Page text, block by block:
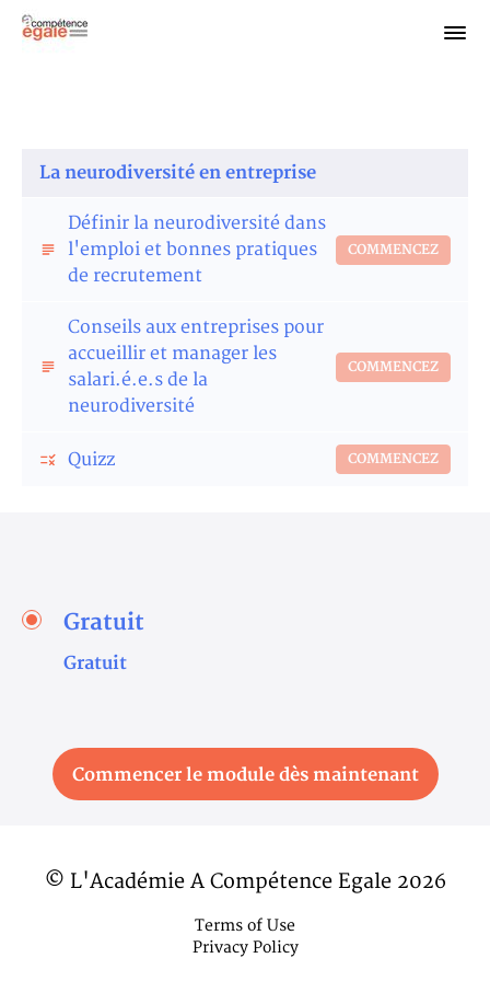
La neurodiversité en entreprise
Définir la neurodiversité dans
l'emploi et bonnes pratiques
de recrutement
COMMENCEZ
Conseils aux entreprises pour
accueillir et manager les
salari.é.e.s de la
neurodiversité
COMMENCEZ
Quizz COMMENCEZ
Gratuit
Gratuit
Commencer le module dès maintenant
© L'Académie A Compétence Egale 2026
Terms of Use
Privacy Policy